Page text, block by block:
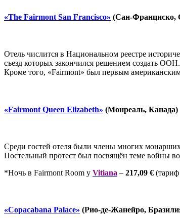
«The Fairmont San Francisco» (Сан-
Отель числится в Национальном реестре
съезд которых закончился решением создать ООН.
Кроме того, «Fairmont» был первым
«Fairmont Queen Elizabeth» (Монреаль, Канада)
Среди гостей отеля были члены многих
Постельный протест был посвящён теме войны
*Ночь в Fairmont Room у Vitiana – 217,09 €
«Copacabana Palace» (Рио-де-Жанейро,